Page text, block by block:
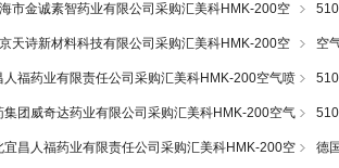
市金诚素智药业有限公司采购汇美科HMK-200空
套
天诗新材料科技有限公司采购汇美科HMK-200空
套
空
人福药业有限责任公司采购汇美科HMK-200空气喷
集团威奇达药业有限公司采购汇美科HMK-200空气
宜昌人福药业有限责任公司采购汇美科HMK-200空
德